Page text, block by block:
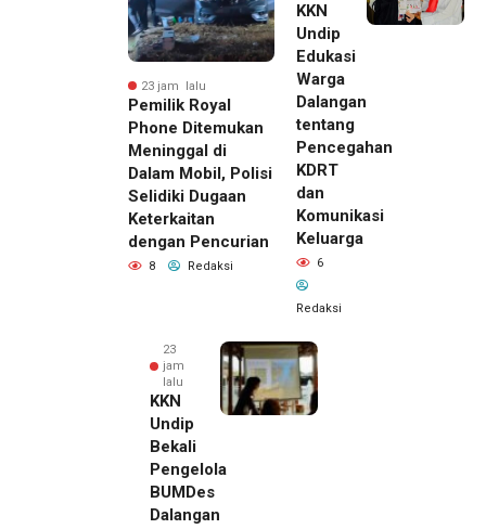
23 jam lalu
Pemilik Royal
Phone Ditemukan
Meninggal di
Dalam Mobil, Polisi
Selidiki Dugaan
Keterkaitan
dengan Pencurian
8 Redaksi
KKN
Undip
Edukasi
Warga
Dalangan
tentang
Pencegahan
KDRT
dan
Komunikasi
Keluarga
6
Redaksi
23
jam
lalu
KKN
Undip
Bekali
Pengelola
BUMDes
Dalangan